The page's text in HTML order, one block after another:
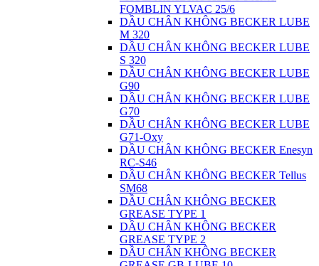
FOMBLIN YLVAC 25/6
DẦU CHÂN KHÔNG BECKER LUBE
M 320
DẦU CHÂN KHÔNG BECKER LUBE
S 320
DẦU CHÂN KHÔNG BECKER LUBE
G90
DẦU CHÂN KHÔNG BECKER LUBE
G70
DẦU CHÂN KHÔNG BECKER LUBE
G71-Oxy
DẦU CHÂN KHÔNG BECKER Enesyn
RC-S46
DẦU CHÂN KHÔNG BECKER Tellus
SM68
DẦU CHÂN KHÔNG BECKER
GREASE TYPE 1
DẦU CHÂN KHÔNG BECKER
GREASE TYPE 2
DẦU CHÂN KHÔNG BECKER